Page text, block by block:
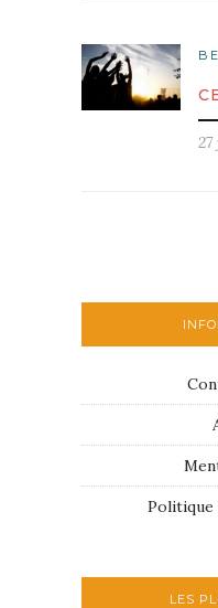
27
Politique
LES